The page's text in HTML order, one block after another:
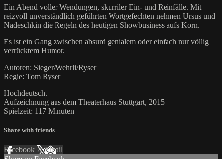
Ein Abend voller Wendungen, skurriler Ein- und Reinfälle. Mit
reizvoll unverständlich geführten Wortgefechten nehmen Ursus und
Nadeschkin die Regeln des heutigen Showbusiness aufs Korn.
Es ist ein Gang zwischen absurd genialem oder einfach nur völlig
verrücktem Humor.
Autoren: Sieger/Wehrli/Ryser
Regie: Tom Ryser
Hochdeutsch.
Aufzeichnung aus dem Theaterhaus Stuttgart, 2015
Spielzeit: 117 Minuten
Share with friends
Facebook XEmail